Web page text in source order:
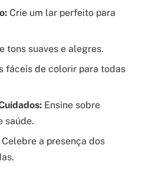
Crie um lar perfeito para
tons suaves e alegres.
fáceis de colorir para todas
Ensine sobre
saúde.
Celebre a presença dos